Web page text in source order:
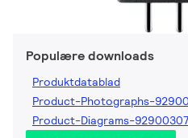
Populære downloads
Produktdatablad
Product-Photographs-
Product-Diagrams-